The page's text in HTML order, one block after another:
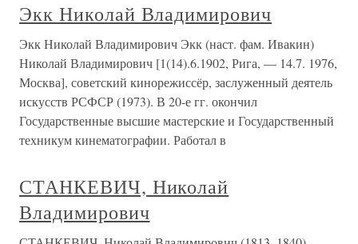
Экк Николай Владимирович
Экк Николай Владимирович Экк (наст. фам. Ивакин)
Николай Владимирович [1(14).6.1902, Рига, — 14.7. 1976,
Москва], советский кинорежиссёр, заслуженный деятель
искусств РСФСР (1973). В 20-е гг. окончил
Государственные высшие мастерские и Государственный
техникум кинематографии. Работал в
СТАНКЕВИЧ, Николай
Владимирович